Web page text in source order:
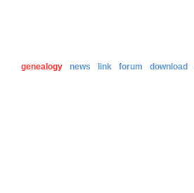
genealogy news link forum download